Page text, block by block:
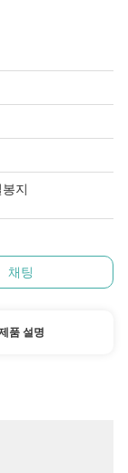
지
채팅
품 설명